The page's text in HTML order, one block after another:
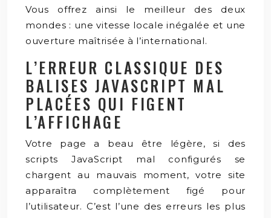
Vous offrez ainsi le meilleur des deux
mondes : une vitesse locale inégalée et une
ouverture maîtrisée à l’international.
L’ERREUR CLASSIQUE DES
BALISES JAVASCRIPT MAL
PLACÉES QUI FIGENT
L’AFFICHAGE
Votre page a beau être légère, si des
scripts JavaScript mal configurés se
chargent au mauvais moment, votre site
apparaîtra complètement figé pour
l’utilisateur. C’est l’une des erreurs les plus